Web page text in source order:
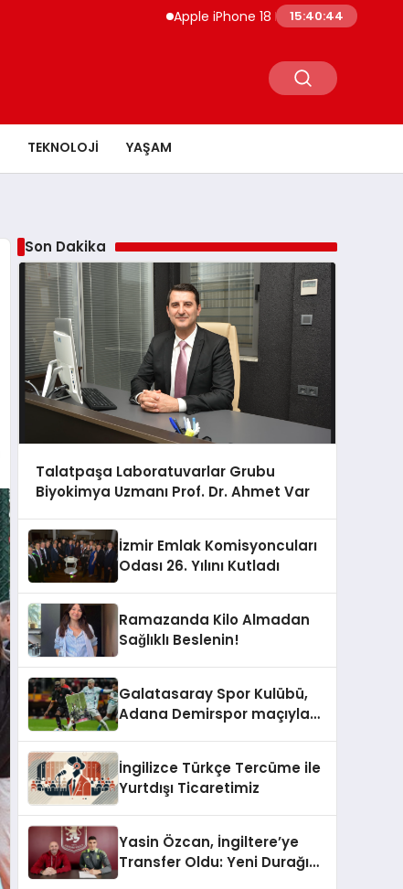
Apple iPhone 18 Pro Etkinlik Tarihi Sızdı En
15:40:45
TEKNOLOJI YAŞAM
Son Dakika
Talatpaşa Laboratuvarlar Grubu
Biyokimya Uzmanı Prof. Dr. Ahmet Var
İzmir Emlak Komisyoncuları
Odası 26. Yılını Kutladı
Ramazanda Kilo Almadan
Sağlıklı Beslenin!
Galatasaray Spor Kulübü,
Adana Demirspor maçıyla
başvuru yapıldığını duyurdu.
İngilizce Türkçe Tercüme ile
Yurtdışı Ticaretimiz
Yasin Özcan, İngiltere’ye
Transfer Oldu: Yeni Durağı